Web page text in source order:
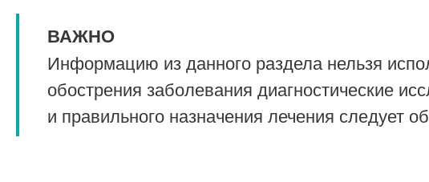
ВАЖНО
Информацию из данного раздела нельзя
обострения заболевания диагностические
и правильного назначения лечения следует